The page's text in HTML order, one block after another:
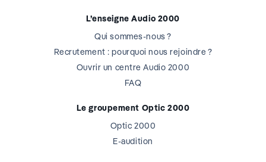
L’enseigne Audio 2000
Qui sommes-nous ?
Recrutement : pourquoi nous rejoindre ?
Ouvrir un centre Audio 2000
FAQ
Le groupement Optic 2000
Optic 2000
E-audition